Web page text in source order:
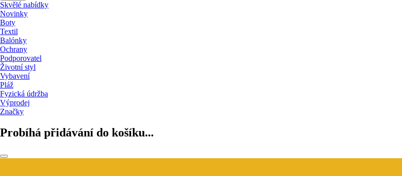
Skvělé nabídky
Novinky
Boty
Textil
Balónky
Ochrany
Podporovatel
Životní styl
Vybavení
Pláž
Fyzická údržba
Výprodej
Značky
Probíhá přidávání do košíku...